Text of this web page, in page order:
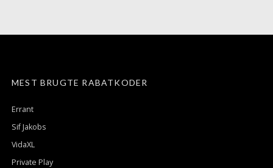
MEST BRUGTE RABATKODER
Errant
Sif Jakobs
VidaXL
Private Play